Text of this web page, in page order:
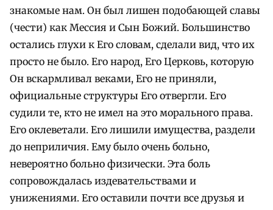
знакомые нам. Он был лишен подобающей славы
(чести) как Мессия и Сын Божий. Большинство
остались глухи к Его словам, сделали вид, что их
просто не было. Его народ, Его Церковь, которую
Он вскармливал веками, Его не приняли,
официальные структуры Его отвергли. Его
судили те, кто не имел на это морального права.
Его оклеветали. Его лишили имущества, раздели
до неприличия. Ему было очень больно,
невероятно больно физически. Эта боль
сопровождалась издевательствами и
унижениями. Его оставили почти все друзья и